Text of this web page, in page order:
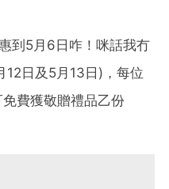
到5月6日咋！咪話我冇
12日及5月13日)，每位
費獲敬贈禮品乙份